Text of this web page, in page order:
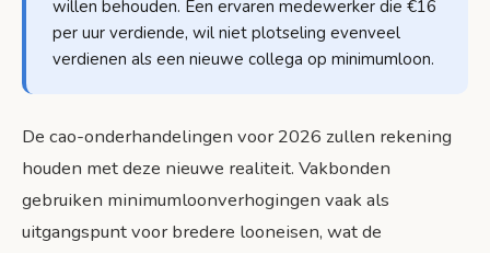
willen behouden. Een ervaren medewerker die €16
per uur verdiende, wil niet plotseling evenveel
verdienen als een nieuwe collega op minimumloon.
De cao-onderhandelingen voor 2026 zullen rekening
houden met deze nieuwe realiteit. Vakbonden
gebruiken minimumloonverhogingen vaak als
uitgangspunt voor bredere looneisen, wat de